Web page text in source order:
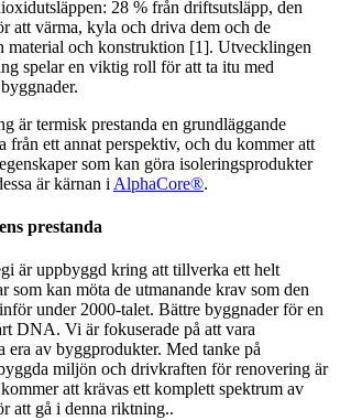
28 % från driftsutsläpp, den
att värma, kyla och driva dem och de
material och konstruktion [1]. Utvecklingen
spelar en viktig roll för att ta itu med
är termisk prestanda en grundläggande
från ett annat perspektiv, och du kommer att
som kan göra isoleringsprodukter
är kärnan i AlphaCore®.
prestanda
är uppbyggd kring att tillverka ett helt
som kan möta de utmanande krav som den
under 2000-talet. Bättre byggnader för en
DNA. Vi är fokuserade på att vara
era av byggprodukter. Med tanke på
miljön och drivkraften för renovering är
att krävas ett komplett spektrum av
att gå i denna riktning..